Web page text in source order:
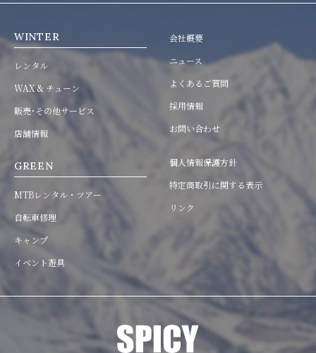
WINTER
レンタル
WAX & チューン
販売･その他サービス
店舗情報
GREEN
MTBレンタル・ツアー
自転車修理
キャンプ
イベント遊具
会社概要
ニュース
よくあるご質問
採用情報
お問い合わせ
個人情報保護方針
特定商取引に関する表示
リンク